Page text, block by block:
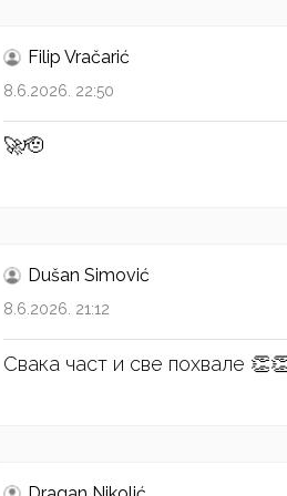
Filip Vračarić
8.6.2026. 22:50
🚀🫡
Dušan Simović
8.6.2026. 21:12
Свака част и све похвале